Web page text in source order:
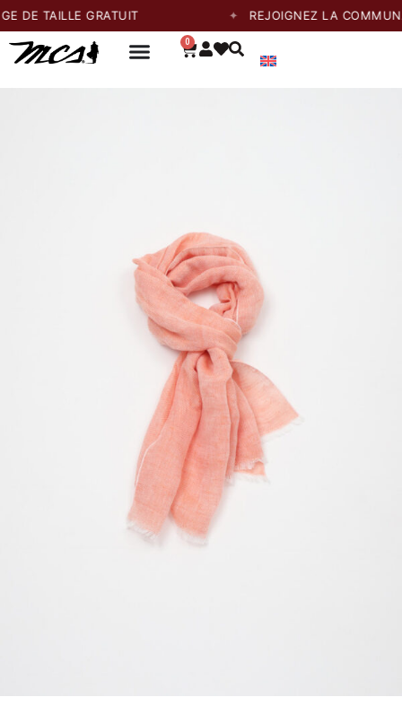
TAILLE GRATUIT REJOIGNEZ LA
0